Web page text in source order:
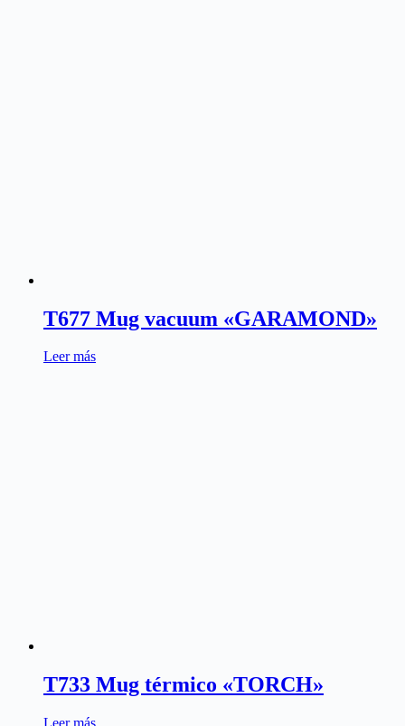
T677 Mug vacuum «GARAMOND»
Leer más
T733 Mug térmico «TORCH»